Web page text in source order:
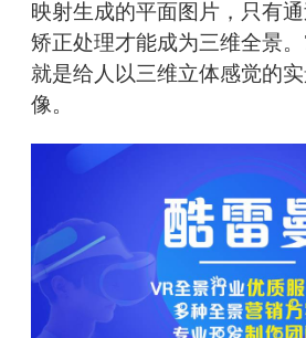
映射生成的平面图片，只有
矫正处理才能成为三维全景
就是给人以三维立体感觉的
像。